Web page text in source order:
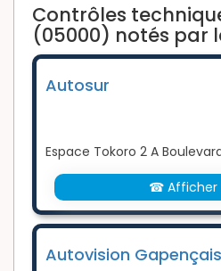
Contrôles
(05000) notés par
Autosur
Espace Tokoro 2 A
☎ Afficher
Autovision Gapençais